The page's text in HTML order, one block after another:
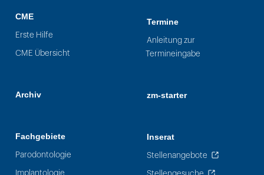
CME
Erste Hilfe
CME Übersicht
Archiv
Fachgebiete
Parodontologie
Implantologie
Termine
Anleitung zur
Termineingabe
zm-starter
Inserat
Stellenangebote